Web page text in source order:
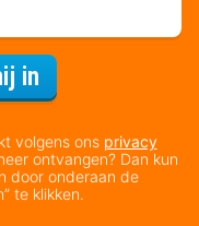
in
volgens ons privacy
ontvangen? Dan kun
door onderaan de
te klikken.